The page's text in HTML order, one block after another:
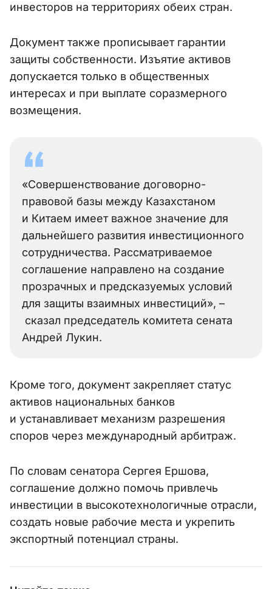
инвесторов на территориях обеих стран.
Документ также прописывает гарантии
защиты собственности. Изъятие активов
допускается только в общественных
интересах и при выплате соразмерного
возмещения.
«Совершенствование договорно-
правовой базы между Казахстаном
и Китаем имеет важное значение для
дальнейшего развития инвестиционного
сотрудничества. Рассматриваемое
соглашение направлено на создание
прозрачных и предсказуемых условий
для защиты взаимных инвестиций», –
сказал председатель комитета сената
Андрей Лукин.
Кроме того, документ закрепляет статус
активов национальных банков
и устанавливает механизм разрешения
споров через международный арбитраж.
По словам сенатора Сергея Ершова,
соглашение должно помочь привлечь
инвестиции в высокотехнологичные отрасли,
создать новые рабочие места и укрепить
экспортный потенциал страны.